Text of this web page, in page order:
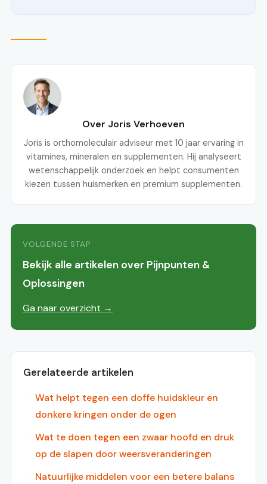
Over Joris Verhoeven
Joris is orthomoleculair adviseur met 10 jaar ervaring in
vitamines, mineralen en supplementen. Hij analyseert
wetenschappelijk onderzoek en helpt consumenten
kiezen tussen huismerken en premium supplementen.
VOLGENDE STAP
Bekijk alle artikelen over Pijnpunten &
Oplossingen
Ga naar overzicht →
Gerelateerde artikelen
Wat helpt tegen een doffe huidskleur en
donkere kringen onder de ogen
Wat te doen tegen een zwaar hoofd en druk
op de slapen door weersveranderingen
Natuurlijke middelen voor een betere balans